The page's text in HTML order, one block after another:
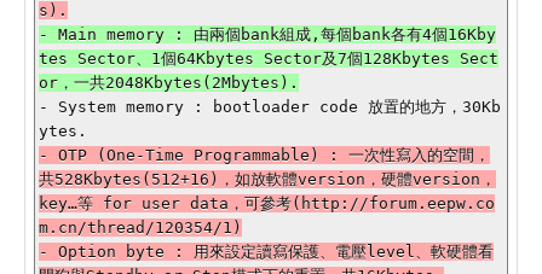
- Main memory : 由兩個bank組成,每個bank各有4個16Kby
tes Sector、1個64Kbytes Sector及7個128Kbytes Sect
- System memory : bootloader code 放置的地方，30Kb
- OTP (One-Time Programmable) : 一次性寫入的空間，
共528Kbytes(512+16)，如放軟體version，硬體version，
key…等 for user data，可參考(http://forum.eepw.co
m.cn/thread/120354/1)
- Option byte : 用來設定讀寫保護、電壓level、軟硬體看